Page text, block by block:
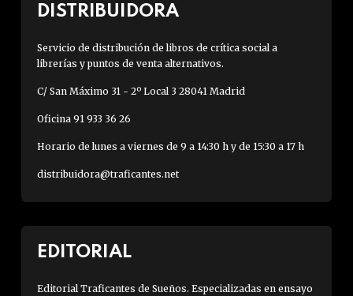
DISTRIBUIDORA
Servicio de distribución de libros de crítica social a
librerías y puntos de venta alternativos.
C/ San Máximo 31 - 2º Local 3 28041 Madrid
Oficina 91 933 36 26
Horario de lunes a viernes de 9 a 14:30 h y de 15:30 a 17 h
distribuidora@traficantes.net
EDITORIAL
Editorial Traficantes de Sueños. Especializadas en ensayo